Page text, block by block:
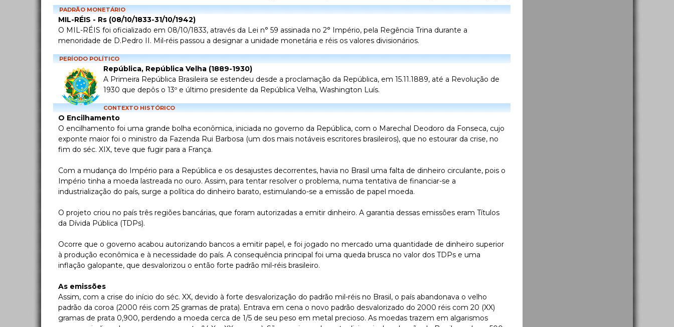
PADRÃO MONETÁRIO
MIL-RÉIS - Rs (08/10/1833-31/10/1942)
O MIL-RÉIS foi oficializado em 08/10/1833, através da Lei n° 59 assinada no 2° Império, pela Regência Trina durante a
menoridade de D.Pedro II. Mil-réis passou a designar a unidade monetária e réis os valores divisionários.
PERÍODO POLÍTICO
República, República Velha (1889-1930)
A Primeira República Brasileira se estendeu desde a proclamação da República, em 15.11.1889, até a Revolução de
1930 que depôs o 13º e último presidente da República Velha, Washington Luís.
CONTEXTO HISTÓRICO
O Encilhamento
O encilhamento foi uma grande bolha econômica, iniciada no governo da República, com o Marechal Deodoro da Fonseca, cujo
exponte maior foi o ministro da Fazenda Rui Barbosa (um dos mais notáveis escritores brasileiros), que no estourar da crise, no
fim do séc. XIX, teve que fugir para a França.
Com a mudança do Império para a República e os desajustes decorrentes, havia no Brasil uma falta de dinheiro circulante, pois o
Império tinha a moeda lastreada no ouro. Assim, para tentar resolver o problema, numa tentativa de financiar-se a
industrialização do país, surge a política do dinheiro barato, estimulando-se a emissão de papel moeda.
O projeto criou no país três regiões bancárias, que foram autorizadas a emitir dinheiro. A garantia dessas emissões eram Títulos
da Dívida Pública (TDPs).
Ocorre que o governo acabou autorizando bancos a emitir papel, e foi jogado no mercado uma quantidade de dinheiro superior
à produção econômica e à necessidade do país. A consequência principal foi uma queda brusca no valor dos TDPs e uma
inflação galopante, que desvalorizou o então forte padrão mil-réis brasileiro.
As emissões
Assim, com a crise do início do séc. XX, devido à forte desvalorização do padrão mil-réis no Brasil, o país abandonava o velho
padrão da coroa (2000 réis com 25 gramas de prata). Entrava em cena o novo padrão desvalorizado do 2000 réis com 20 (XX)
gramas de prata 0,900, perdendo a moeda cerca de 1/5 de seu peso em metal precioso. As moedas trazem em algarismos